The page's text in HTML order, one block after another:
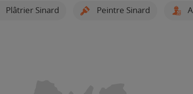
Plâtrier Sinard Peintre Sinard